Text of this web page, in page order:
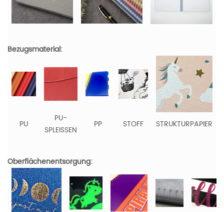
Bezugsmaterial:
PU
PU-
SPLEISSEN
PP STOFF STRUKTURPAPIER
Oberflächenentsorgung: